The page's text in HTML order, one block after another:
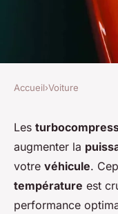
Quels sont
systèmes
chaleur
turbo?
Accueil›Voiture
Les
augmenter la
votre véhicule.
température est
performance